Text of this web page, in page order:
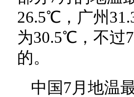
26.5℃，广州
为30.5℃，不过
的。
中国7月地温